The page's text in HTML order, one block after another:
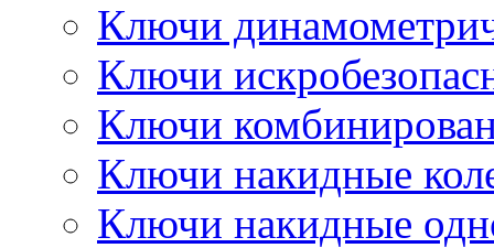
Ключи
Ключи
Ключи
Ключи накидные
Ключи накидные